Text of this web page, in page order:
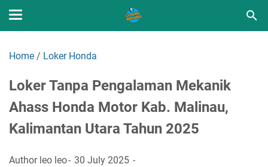
Home / Loker Honda
Loker Tanpa Pengalaman Mekanik
Ahass Honda Motor Kab. Malinau,
Kalimantan Utara Tahun 2025
Author leo leo 30 July 2025